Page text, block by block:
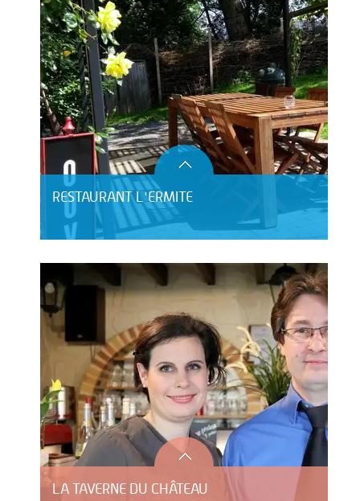
RESTAURANT L'ERMITE
LA TAVERNE DU CHÂTEAU